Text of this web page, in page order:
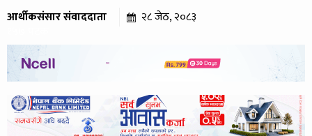
आर्थीकसंसार संवाददाता २८ जेठ, २०८३